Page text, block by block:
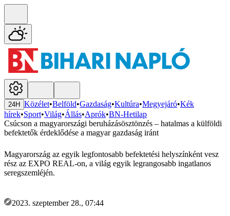
24H Közélet•Belföld•Gazdaság•Kultúra•Megyejáró•Kék
hírek•Sport•Világ•Állás•Aprók•BN-Hetilap
Csúcson a magyarországi beruházásösztönzés – hatalmas a külföldi
befektetők érdeklődése a magyar gazdaság iránt
Magyarország az egyik legfontosabb befektetési helyszínként vesz
rész az EXPO REAL-on, a világ egyik legrangosabb ingatlanos
seregszemléjén.
2023. szeptember 28., 07:44